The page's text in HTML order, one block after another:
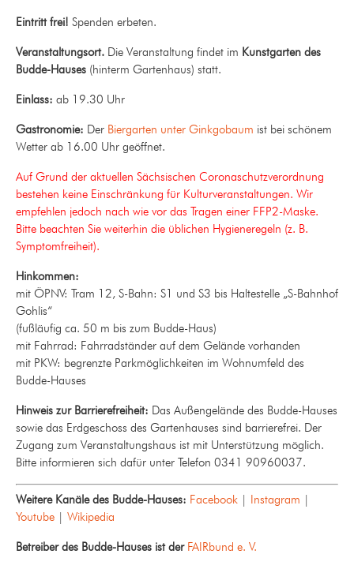
Eintritt frei! Spenden erbeten.
Veranstaltungsort. Die Veranstaltung findet im Kunstgarten des
Budde-Hauses (hinterm Gartenhaus) statt.
Einlass: ab 19.30 Uhr
Gastronomie: Der Biergarten unter Ginkgobaum ist bei schönem
Wetter ab 16.00 Uhr geöffnet.
Auf Grund der aktuellen Sächsischen Coronaschutzverordnung
bestehen keine Einschränkung für Kulturveranstaltungen. Wir
empfehlen jedoch nach wie vor das Tragen einer FFP2-Maske.
Bitte beachten Sie weiterhin die üblichen Hygieneregeln (z. B.
Symptomfreiheit).
Hinkommen:
mit ÖPNV: Tram 12, S-Bahn: S1 und S3 bis Haltestelle „S-Bahnhof
Gohlis“
(fußläufig ca. 50 m bis zum Budde-Haus)
mit Fahrrad: Fahrradständer auf dem Gelände vorhanden
mit PKW: begrenzte Parkmöglichkeiten im Wohnumfeld des
Budde-Hauses
Hinweis zur Barrierefreiheit: Das Außengelände des Budde-Hauses
sowie das Erdgeschoss des Gartenhauses sind barrierefrei. Der
Zugang zum Veranstaltungshaus ist mit Unterstützung möglich.
Bitte informieren sich dafür unter Telefon 0341 90960037.
Weitere Kanäle des Budde-Hauses: Facebook | Instagram |
Youtube | Wikipedia
Betreiber des Budde-Hauses ist der FAIRbund e. V.